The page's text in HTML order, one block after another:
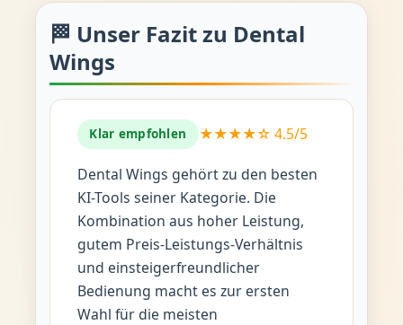
🏁 Unser Fazit zu Dental
Wings
Klar empfohlen ★★★★☆ 4.5/5
Dental Wings gehört zu den besten
KI-Tools seiner Kategorie. Die
Kombination aus hoher Leistung,
gutem Preis-Leistungs-Verhältnis
und einsteigerfreundlicher
Bedienung macht es zur ersten
Wahl für die meisten